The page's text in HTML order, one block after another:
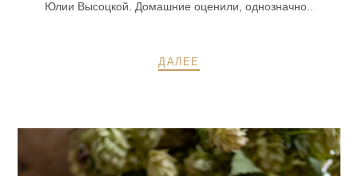
Юлии Высоцкой. Домашние оценили, однозначно..
ДАЛЕЕ